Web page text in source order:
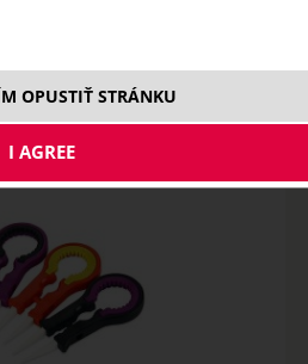
nie je skladom
Skladem
skladom
OPUSTIŤ STRÁNKU